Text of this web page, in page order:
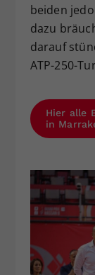
beiden
dazu
darauf
ATP-250-
Hier alle
in